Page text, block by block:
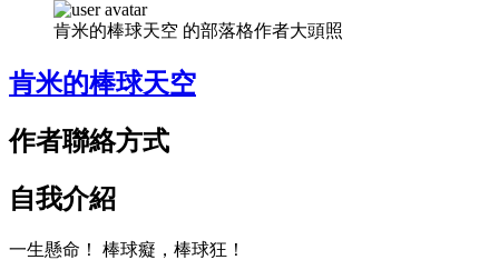
肯米的棒球天空 的部落格作者大頭照
肯米的棒球天空
作者聯絡方式
自我介紹
一生懸命！ 棒球癡，棒球狂！